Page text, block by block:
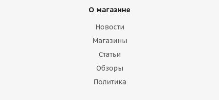
О магазине
Новости
Магазины
Статьи
Обзоры
Политика